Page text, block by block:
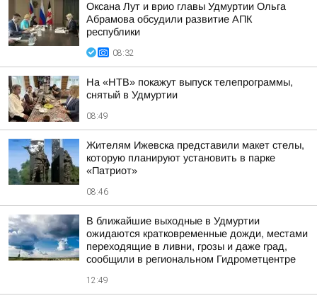
Оксана Лут и врио главы Удмуртии Ольга
Абрамова обсудили развитие АПК
республики
08:32
На «НТВ» покажут выпуск телепрограммы,
снятый в Удмуртии
08:49
Жителям Ижевска представили макет стелы,
которую планируют установить в парке
«Патриот»
08:46
В ближайшие выходные в Удмуртии
ожидаются кратковременные дожди, местами
переходящие в ливни, грозы и даже град,
сообщили в региональном Гидрометцентре
12:49